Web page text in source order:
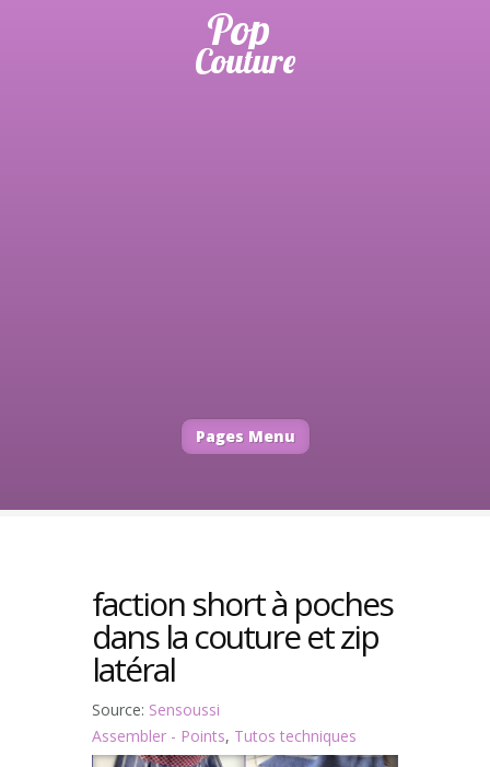
Pages Menu
faction short à poches
dans la couture et zip
latéral
Source: Sensoussi
Assembler - Points, Tutos techniques